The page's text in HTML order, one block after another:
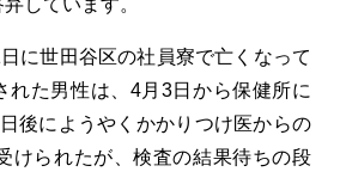
しています。
に世田谷区の社員寮で亡くなって
れた男性は、4月3日から保健所に
後にようやくかかりつけ医からの
けられたが、検査の結果待ちの段